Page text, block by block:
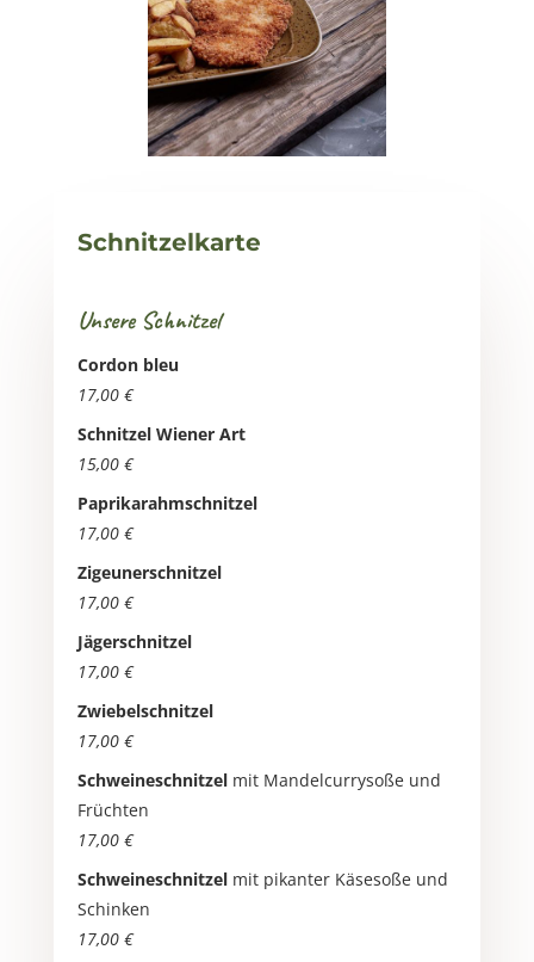
Schnitzelkarte
Unsere Schnitzel
Cordon bleu
17,00 €
Schnitzel Wiener Art
15,00 €
Paprikarahmschnitzel
17,00 €
Zigeunerschnitzel
17,00 €
Jägerschnitzel
17,00 €
Zwiebelschnitzel
17,00 €
Schweineschnitzelmit Mandelcurrysoße und
Früchten
17,00 €
Schweineschnitzelmit pikanter Käsesoße und
Schinken
17,00 €